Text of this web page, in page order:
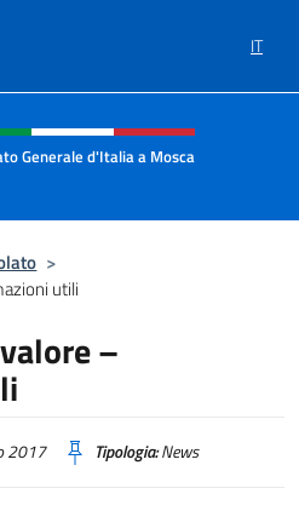
IT
social e menù
Generale d'Italia a Mosca
>
utili
–
2017 Tipologia:News